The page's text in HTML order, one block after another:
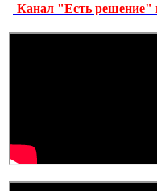
Канал "Есть решение"